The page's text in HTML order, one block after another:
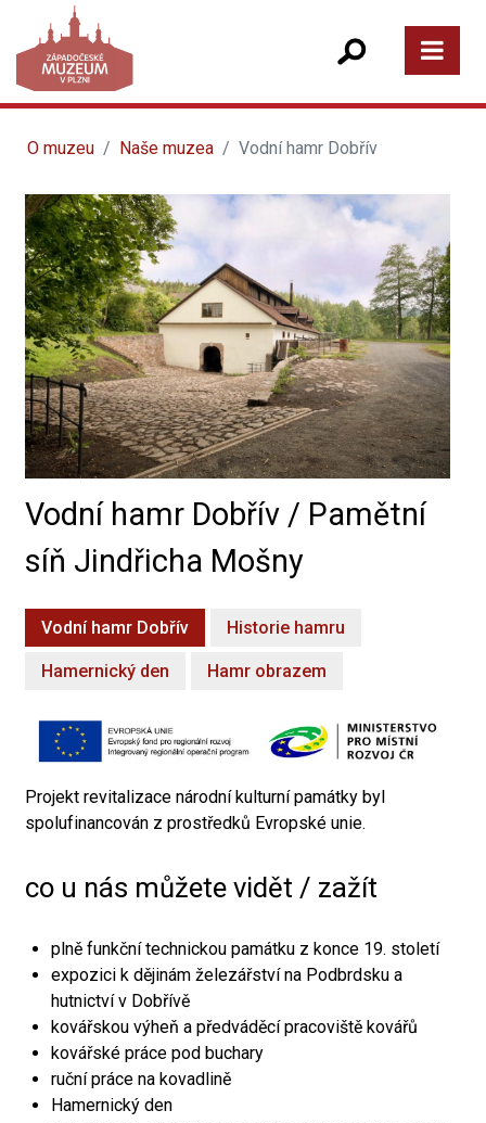
O muzeu Naše muzea Vodní hamr Dobřív
Vodní hamr Dobřív / Pamětní
síň Jindřicha Mošny
Vodní hamr Dobřív Historie hamru
Hamernický den Hamr obrazem
Projekt revitalizace národní kulturní památky byl
spolufinancován z prostředků Evropské unie.
co u nás můžete vidět / zažít
plně funkční technickou památku z konce 19. století
expozici k dějinám železářství na Podbrdsku a
hutnictví v Dobřívě
kovářskou výheň a předváděcí pracoviště kovářů
kovářské práce pod buchary
ruční práce na kovadlině
Hamernický den